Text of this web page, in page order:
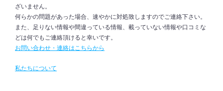
ざいません。
何らかの問題があった場合、速やかに対処致しますのでご連絡下さい。
また、足りない情報や間違っている情報、載っていない情報や口コミな
どは何でもご連絡頂けると幸いです。
お問い合わせ・連絡はこちらから
私たちについて